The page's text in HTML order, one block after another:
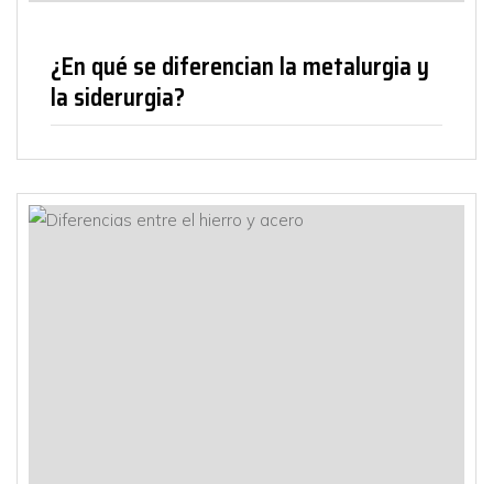
¿En qué se diferencian la metalurgia y
la siderurgia?